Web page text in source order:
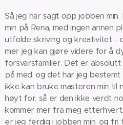
Så jeg har sagt opp jobben
min på Rena, med ingen annen
utfolde skriving og kreativitet -
mer jeg kan gjøre videre for å
forsvarsfamilier. Det er
på med, og det har jeg
ikke kan bruke masteren min til
høyt for, så er den ikke verdt
kommer mer fra meg
er jeg ferdig i jobben min, og fri